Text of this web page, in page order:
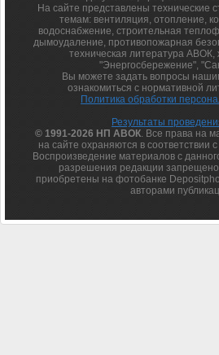
На сайте представлены технические
темам: вентиляция, отопление,
водоснабжение, строительная
дымоудаление, противопожарная
техническая литература
"Энергосбережение",
Вы можете задать вопросы
ознакомиться с нормативной
Политика обработки
Результаты
© 1991-2026 НП АВОК. Все права на
на сайте охраняются в соответствии
Воспроизведение материалов с
разрешения редакции
приобретены на фотобанке
авторами